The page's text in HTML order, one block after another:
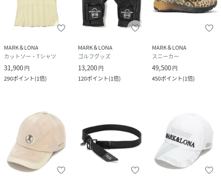
MARK＆LONA
カットソー・Tシャツ
31,900円
290ポイント(1倍)
MARK＆LONA
ゴルフグッズ
13,200円
120ポイント(1倍)
MARK＆LONA
スニーカー
49,500円
450ポイント(1倍)